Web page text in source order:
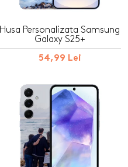
Husa Personalizata Samsung
Galaxy S25+
54,99 Lei